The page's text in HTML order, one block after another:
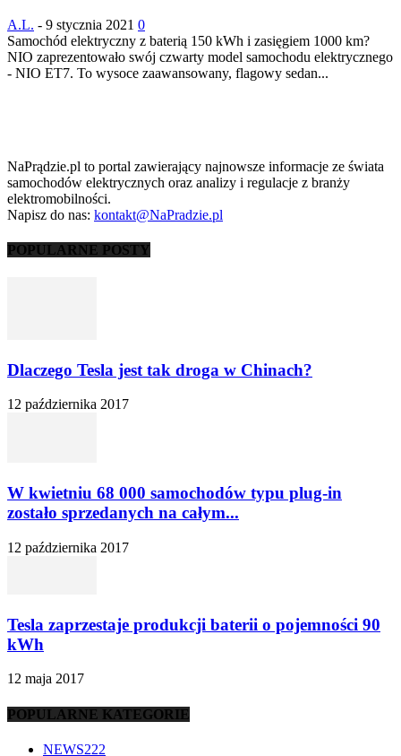
A.L. - 9 stycznia 2021 0
Samochód elektryczny z baterią 150 kWh i zasięgiem 1000 km?
NIO zaprezentowało swój czwarty model samochodu elektrycznego
- NIO ET7. To wysoce zaawansowany, flagowy sedan...
NaPrądzie.pl to portal zawierający najnowsze informacje ze świata
samochodów elektrycznych oraz analizy i regulacje z branży
elektromobilności.
Napisz do nas: kontakt@NaPradzie.pl
POPULARNE POSTY
Dlaczego Tesla jest tak droga w Chinach?
12 października 2017
W kwietniu 68 000 samochodów typu plug-in
zostało sprzedanych na całym...
12 października 2017
Tesla zaprzestaje produkcji baterii o pojemności 90
kWh
12 maja 2017
POPULARNE KATEGORIE
NEWS222